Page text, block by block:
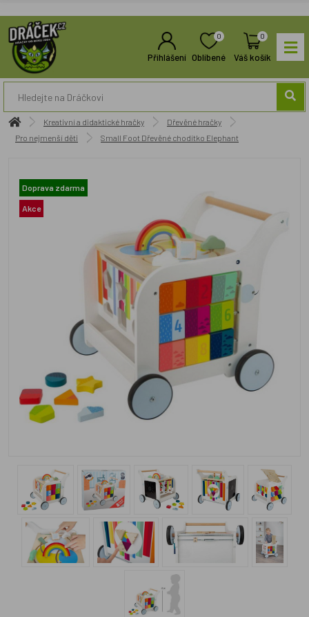
Přihlášení
0
Oblíbené
0
Váš košík
Kreativní a didaktické hračky
Dřevěné hračky
Pro nejmenší děti
Small Foot Dřevěné chodítko Elephant
Doprava zdarma
Akce